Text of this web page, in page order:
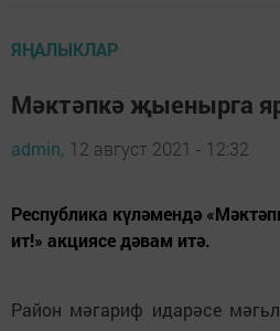
ЯҢАЛЫКЛАР
Мәктәпкә җыенырга
admin, 12 август 2021 - 12:32
Республика күләмендә
ит!» акциясе дәвам итә.
Район мәгариф идарәсе